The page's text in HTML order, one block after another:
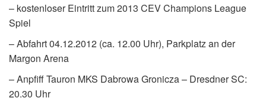
– kostenloser Eintritt zum 2013 CEV Champions League
Spiel
– Abfahrt 04.12.2012 (ca. 12.00 Uhr), Parkplatz an der
Margon Arena
– Anpfiff Tauron MKS Dabrowa Gronicza – Dresdner SC:
20.30 Uhr